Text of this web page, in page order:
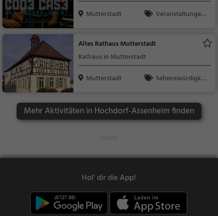
Mutterstadt
Veranstaltungen,
Altes Rathaus Mutterstadt
Rathaus in Mutterstadt
Mutterstadt
Sehenswürdigkei
Mehr Aktivitäten in Hochdorf-Assenheim finden
Hol' dir die App!